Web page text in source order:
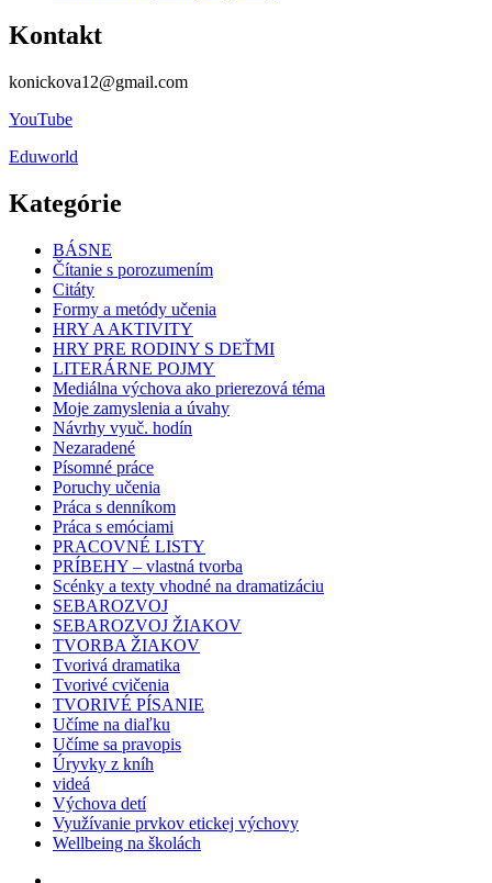
Kontakt
konickova12@gmail.com
YouTube
Eduworld
Kategórie
BÁSNE
Čítanie s porozumením
Citáty
Formy a metódy učenia
HRY A AKTIVITY
HRY PRE RODINY S DEŤMI
LITERÁRNE POJMY
Mediálna výchova ako prierezová téma
Moje zamyslenia a úvahy
Návrhy vyuč. hodín
Nezaradené
Písomné práce
Poruchy učenia
Práca s denníkom
Práca s emóciami
PRACOVNÉ LISTY
PRÍBEHY – vlastná tvorba
Scénky a texty vhodné na dramatizáciu
SEBAROZVOJ
SEBAROZVOJ ŽIAKOV
TVORBA ŽIAKOV
Tvorivá dramatika
Tvorivé cvičenia
TVORIVÉ PÍSANIE
Učíme na diaľku
Učíme sa pravopis
Úryvky z kníh
videá
Výchova detí
Využívanie prvkov etickej výchovy
Wellbeing na školách